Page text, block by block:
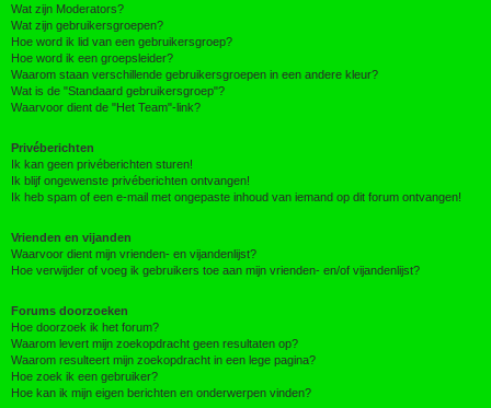
Wat zijn Moderators?
Wat zijn gebruikersgroepen?
Hoe word ik lid van een gebruikersgroep?
Hoe word ik een groepsleider?
Waarom staan verschillende gebruikersgroepen in een andere kleur?
Wat is de "Standaard gebruikersgroep"?
Waarvoor dient de "Het Team"-link?
Privéberichten
Ik kan geen privéberichten sturen!
Ik blijf ongewenste privéberichten ontvangen!
Ik heb spam of een e-mail met ongepaste inhoud van iemand op dit forum ontvangen!
Vrienden en vijanden
Waarvoor dient mijn vrienden- en vijandenlijst?
Hoe verwijder of voeg ik gebruikers toe aan mijn vrienden- en/of vijandenlijst?
Forums doorzoeken
Hoe doorzoek ik het forum?
Waarom levert mijn zoekopdracht geen resultaten op?
Waarom resulteert mijn zoekopdracht in een lege pagina?
Hoe zoek ik een gebruiker?
Hoe kan ik mijn eigen berichten en onderwerpen vinden?